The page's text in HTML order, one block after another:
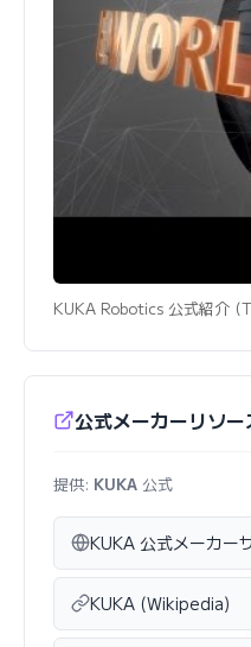
KUKA Robotics 公式紹介
公式メーカーリソー
提供: KUKA 公式
KUKA 公式メーカー
KUKA (Wikipedia)